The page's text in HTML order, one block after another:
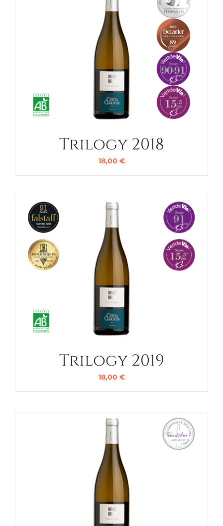
Trilogy 2018
18,00 €
Trilogy 2019
18,00 €